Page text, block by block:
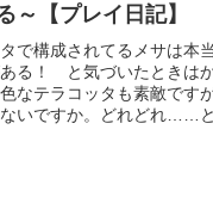
～【プレイ日記】
で構成されてるメサは本
る！ と気づいたときは
なテラコッタも素敵です
いですか。どれどれ……